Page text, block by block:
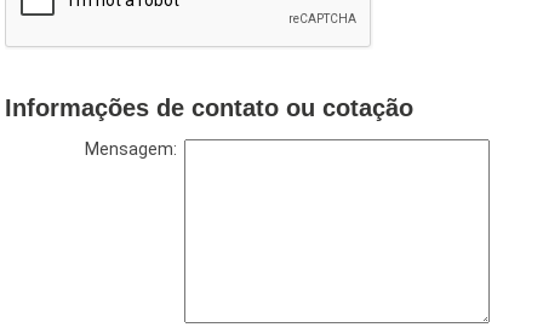
Informações de contato ou cotação
Mensagem: